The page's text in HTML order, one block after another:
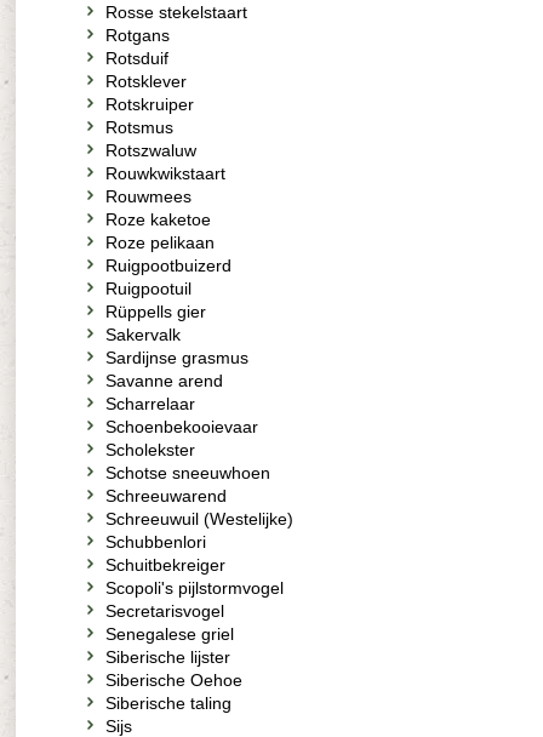
Rosse stekelstaart
Rotgans
Rotsduif
Rotsklever
Rotskruiper
Rotsmus
Rotszwaluw
Rouwkwikstaart
Rouwmees
Roze kaketoe
Roze pelikaan
Ruigpootbuizerd
Ruigpootuil
Rüppells gier
Sakervalk
Sardijnse grasmus
Savanne arend
Scharrelaar
Schoenbekooievaar
Scholekster
Schotse sneeuwhoen
Schreeuwarend
Schreeuwuil (Westelijke)
Schubbenlori
Schuitbekreiger
Scopoli's pijlstormvogel
Secretarisvogel
Senegalese griel
Siberische lijster
Siberische Oehoe
Siberische taling
Sijs